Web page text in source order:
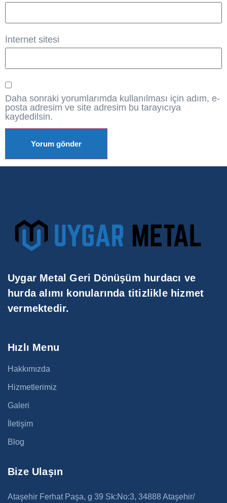
İnternet sitesi
Daha sonraki yorumlarımda kullanılması için adım, e-
posta adresim ve site adresim bu tarayıcıya
kaydedilsin.
Uygar Metal Geri Dönüşüm hurdacı ve
hurda alımı konularında titizlikle hizmet
vermektedir.
Hızlı Menu
Hakkımızda
Hizmetlerimiz
Galeri
İletişim
Blog
Bize Ulaşın
Ataşehir Ferhat Paşa, g 39 Sk:No:3, 34888 Ataşehir/